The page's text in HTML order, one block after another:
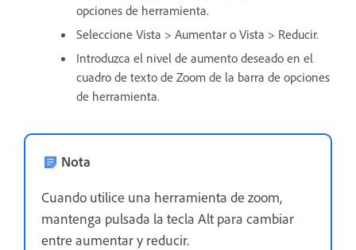
opciones de herramienta.
Seleccione Vista > Aumentar o Vista > Reducir.
Introduzca el nivel de aumento deseado en el
cuadro de texto de Zoom de la barra de opciones
de herramienta.
Nota
Cuando utilice una herramienta de zoom,
mantenga pulsada la tecla Alt para cambiar
entre aumentar y reducir.